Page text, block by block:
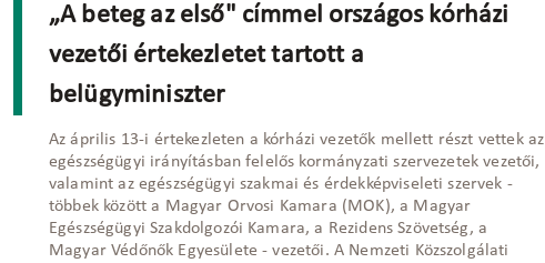
„A beteg az első" címmel országos kórházi
vezetői értekezletet tartott a
belügyminiszter
Az április 13-i értekezleten a kórházi vezetők mellett részt vettek az
egészségügyi irányításban felelős kormányzati szervezetek vezetői,
valamint az egészségügyi szakmai és érdekképviseleti szervek -
többek között a Magyar Orvosi Kamara (MOK), a Magyar
Egészségügyi Szakdolgozói Kamara, a Rezidens Szövetség, a
Magyar Védőnők Egyesülete - vezetői. A Nemzeti Közszolgálati